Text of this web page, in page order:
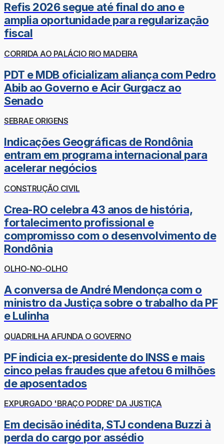
Refis 2026 segue até final do ano e
amplia oportunidade para regularização
fiscal
CORRIDA AO PALÁCIO RIO MADEIRA
PDT e MDB oficializam aliança com Pedro
Abib ao Governo e Acir Gurgacz ao
Senado
SEBRAE ORIGENS
Indicações Geográficas de Rondônia
entram em programa internacional para
acelerar negócios
CONSTRUÇÃO CIVIL
Crea-RO celebra 43 anos de história,
fortalecimento profissional e
compromisso com o desenvolvimento de
Rondônia
OLHO-NO-OLHO
A conversa de André Mendonça com o
ministro da Justiça sobre o trabalho da PF
e Lulinha
QUADRILHA AFUNDA O GOVERNO
PF indicia ex-presidente do INSS e mais
cinco pelas fraudes que afetou 6 milhões
de aposentados
EXPURGADO 'BRAÇO PODRE' DA JUSTIÇA
Em decisão inédita, STJ condena Buzzi à
perda do cargo por assédio